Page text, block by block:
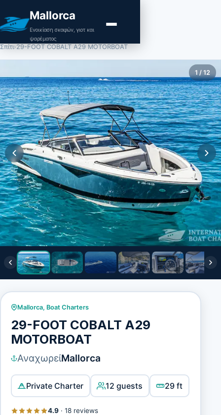
Mallorca
Ενοικίαση σκαφών, γιοτ και
ψαρέματος
Σπίτι›29-FOOT COBALT A29 MOTORBOAT
1 /12
Mallorca, Boat Charters
29-FOOT COBALT A29
MOTORBOAT
ΑναχωρείMallorca
Private Charter 12 guests 29 ft
4.9· 18 reviews